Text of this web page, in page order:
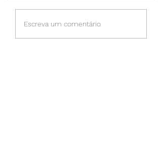
PERMISSÃO PARA
Escreva um comentário